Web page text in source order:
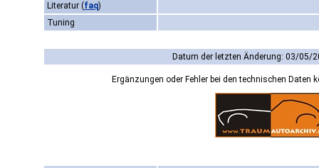
Literatur (faq)
Tuning
Datum der letzten Änderung: 03/05/
Ergänzungen oder Fehler bei den technischen Daten